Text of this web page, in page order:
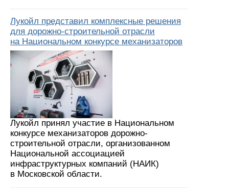
Лукойл представил комплексные решения
для дорожно-строительной отрасли
на Национальном конкурсе механизаторов
Лукойл принял участие в Национальном
конкурсе механизаторов дорожно-
строительной отрасли, организованном
Национальной ассоциацией
инфраструктурных компаний (НАИК)
в Московской области.